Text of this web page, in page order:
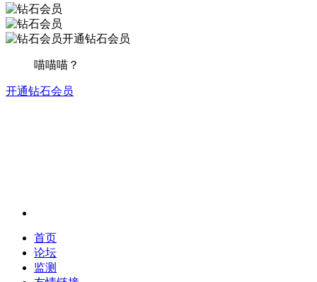
开通钻石会员
喵喵喵？
开通钻石会员
首页
论坛
监测